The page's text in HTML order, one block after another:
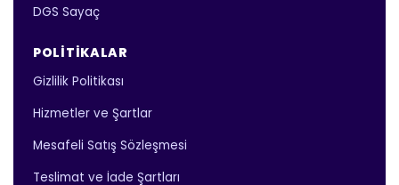
DGS Sayaç
POLITIKALAR
Gizlilik Politikası
Hizmetler ve Şartlar
Mesafeli Satış Sözleşmesi
Teslimat ve İade Şartları